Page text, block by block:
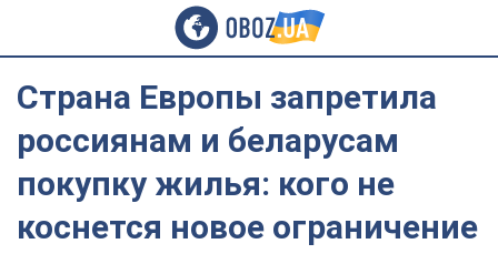
Страна Европы запретила
россиянам и беларусам
покупку жилья: кого не
коснется новое ограничение